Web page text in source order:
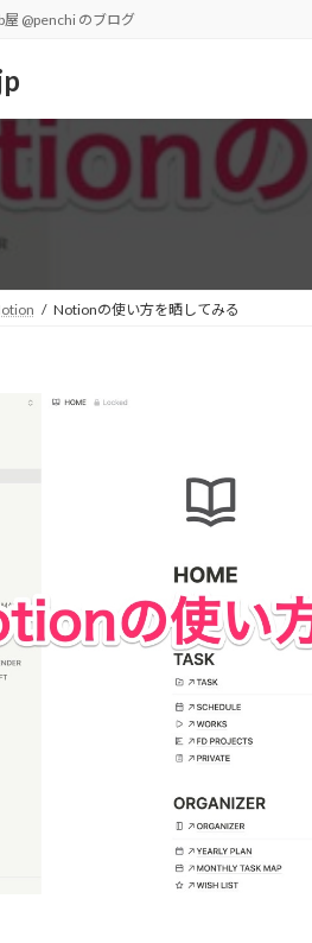
@penchi のブログ
Notionの使い方を晒してみる